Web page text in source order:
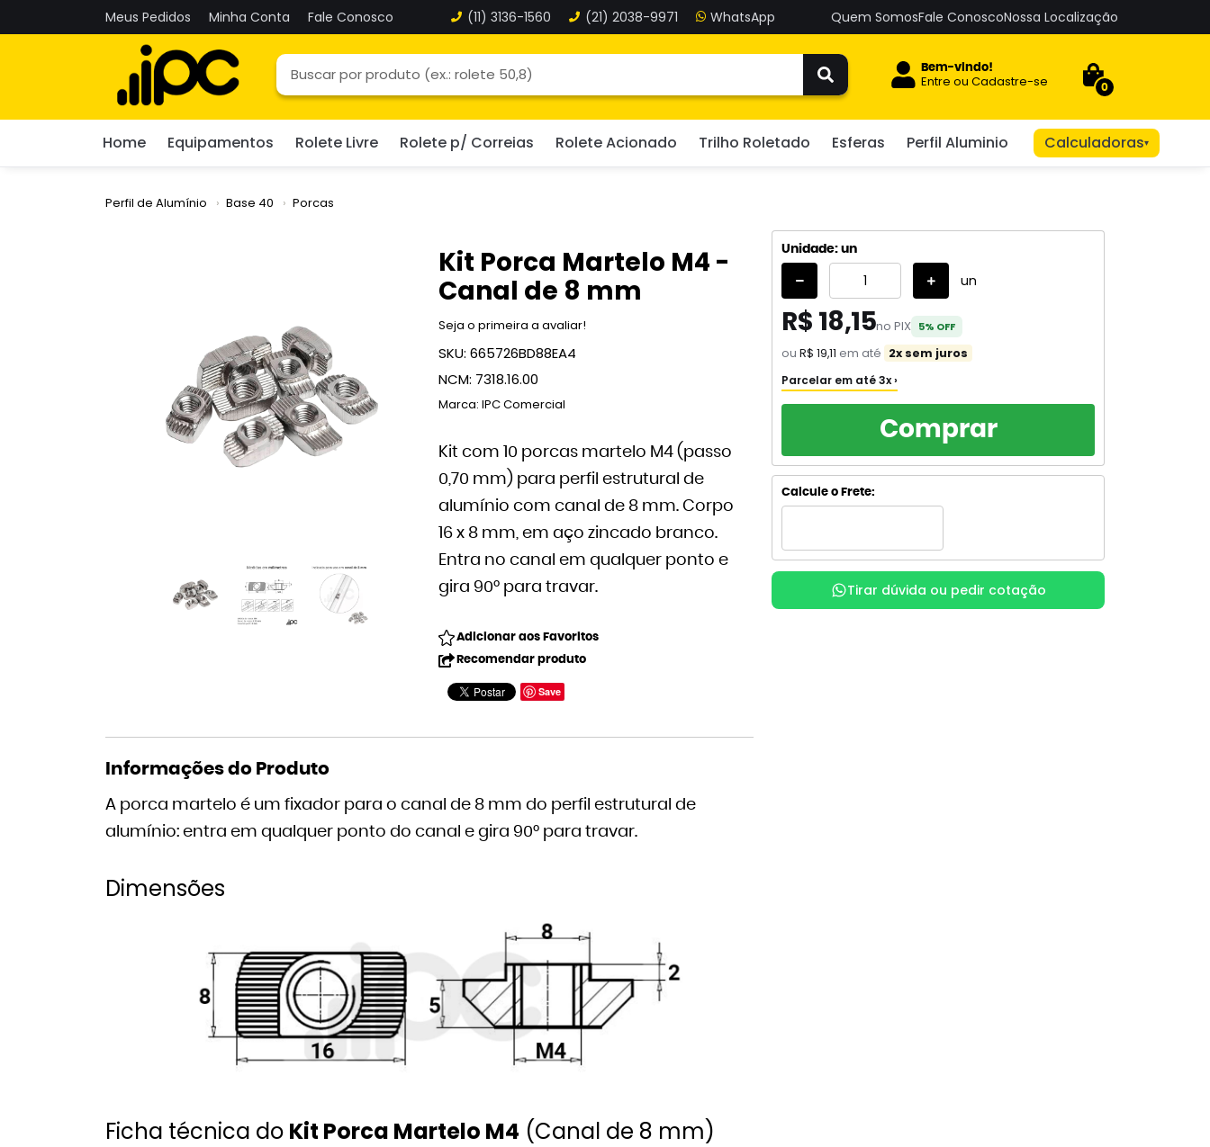
Meus Pedidos Minha Conta Fale Conosco (11) 3136-1560 (21) 2038-9971 Quem SomosFale ConoscoNossa Localização
Bem-vindo!
Entre ouCadastre-se 0
Home Equipamentos Rolete Livre Rolete p/ Correias Rolete Acionado Trilho Roletado Esferas Perfil Aluminio Calculadoras▾
Perfil de Alumínio Base 40 Porcas
Kit Porca Martelo M4 -
Canal de 8 mm
Seja o primeira a avaliar!
SKU: 665726BD88EA4
NCM: 7318.16.00
Marca: IPC Comercial
Kit com 10 porcas martelo M4 (passo
0,70 mm) para perfil estrutural de
alumínio com canal de 8 mm. Corpo
16 x 8 mm, em aço zincado branco.
Entra no canal em qualquer ponto e
gira 90° para travar.
Adicionar aos Favoritos
Recomendar produto
Save
Unidade: un
un
R$ 18,15no PIX 5% OFF
ouR$ 19,11 em até 2x sem juros
Parcelar em até 3x ›
2xde R$ 9,56 R$ 19,11
Comprar
Calcule o Frete:
Tirar dúvida ou pedir cotação
Informações do Produto
A porca martelo é um fixador para o canal de 8 mm do perfil estrutural de
alumínio: entra em qualquer ponto do canal e gira 90° para travar.
Dimensões
Ficha técnica do Kit Porca Martelo M4 (Canal de 8 mm)